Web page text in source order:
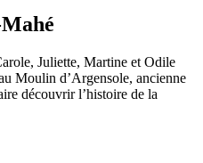
Juliette, Martine et Odile
Moulin d’Argensole, ancienne
découvrir l’histoire de la